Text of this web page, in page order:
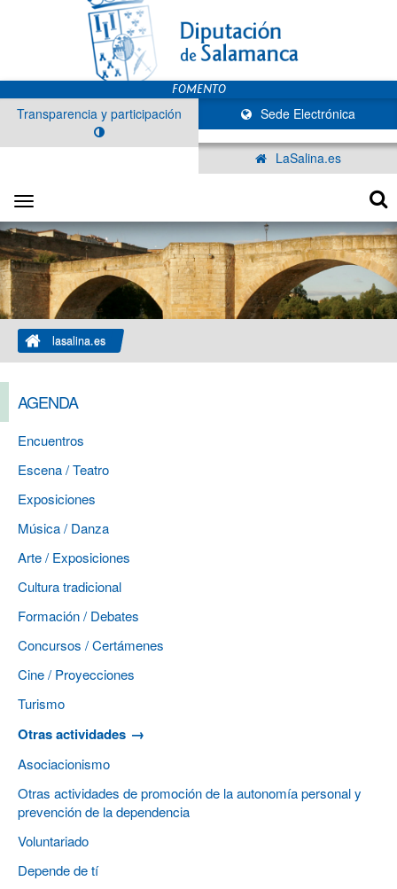
Sede Electrónica
Transparencia y participación
LaSalina.es
Toggle
navigation
lasalina.es
AGENDA
Encuentros
Escena / Teatro
Exposiciones
Música / Danza
Arte / Exposiciones
Cultura tradicional
Formación / Debates
Concursos / Certámenes
Cine / Proyecciones
Turismo
Otras actividades
Asociacionismo
Otras actividades de promoción de la autonomía personal y
prevención de la dependencia
Voluntariado
Depende de tí